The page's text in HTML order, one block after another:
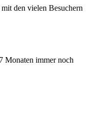
den vielen Besuchern
Monaten immer noch